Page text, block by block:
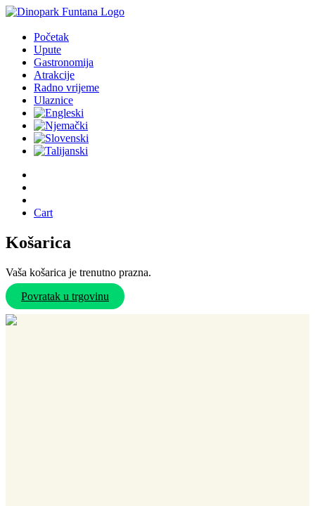
Početak
Upute
Gastronomija
Atrakcije
Radno vrijeme
Ulaznice
Cart
Košarica
Vaša košarica je trenutno prazna.
Povratak u trgovinu